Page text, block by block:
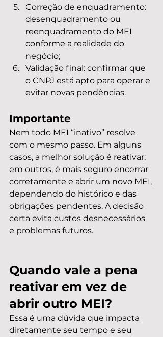
Correção de enquadramento:
desenquadramento ou
reenquadramento do MEI
conforme a realidade do
negócio;
Validação final: confirmar que
o CNPJ está apto para operar e
evitar novas pendências.
Importante
Nem todo MEI “inativo” resolve
com o mesmo passo. Em alguns
casos, a melhor solução é reativar;
em outros, é mais seguro encerrar
corretamente e abrir um novo MEI,
dependendo do histórico e das
obrigações pendentes. A decisão
certa evita custos desnecessários
e problemas futuros.
Quando vale a pena
reativar em vez de
abrir outro MEI?
Essa é uma dúvida que impacta
diretamente seu tempo e seu